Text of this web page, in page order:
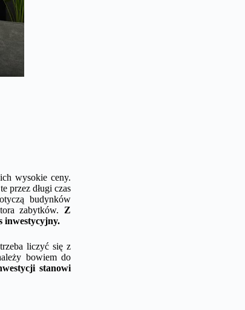
wysokie ceny.
przez długi czas
budynków
zabytków. Z
inwestycyjny.
liczyć się z
bowiem do
stanowi